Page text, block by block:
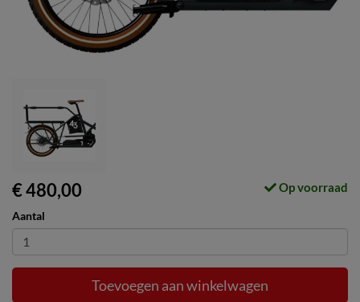
€ 480,00 Op voorraad
Aantal
Toevoegen aan winkelwagen